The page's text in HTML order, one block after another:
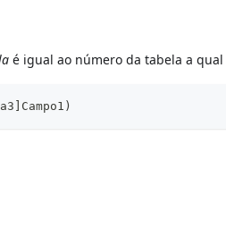
é igual ao número da tabela a